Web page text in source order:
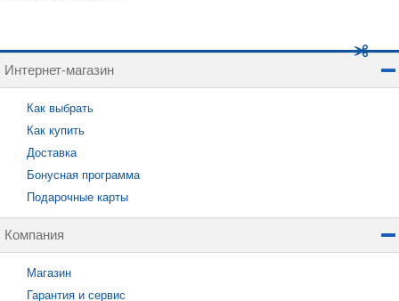
Интернет-магазин
Как выбрать
Как купить
Доставка
Бонусная программа
Подарочные карты
Компания
Магазин
Гарантия и сервис